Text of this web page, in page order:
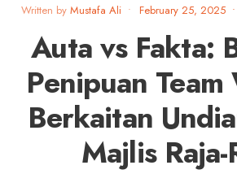
Written by Mustafa Ali • February 25, 2025 •
Auta vs Fakta:
Penipuan
Berkaitan
Majlis Raja-